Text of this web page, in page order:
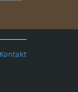
Kontakt